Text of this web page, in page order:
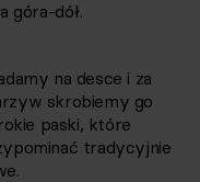
góra-dół.
na desce i za
skrobiemy go
paski, które
tradycyjnie